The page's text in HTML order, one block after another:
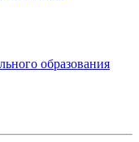
образования